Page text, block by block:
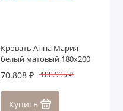
Кровать Анна Мария
белый матовый 180х200
70.808 ₽ 108.935 ₽
Купить